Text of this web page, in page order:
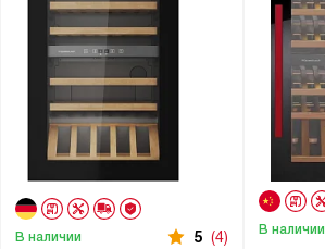
В наличии 5 (4) В наличии